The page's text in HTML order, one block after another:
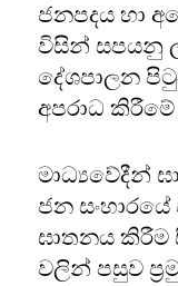
ජනපදය හා
විසින් සපයනු
දේශපාලන
අපරාධ
මාධ්‍යවේදීන්
ජන
ඝාතනය කිරීම
වලින් පසුව